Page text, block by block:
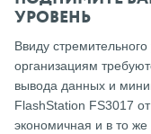
УРОВЕНЬ
Ввиду
организациям
вывода данных и
FlashStation FS3017
экономичная и в то